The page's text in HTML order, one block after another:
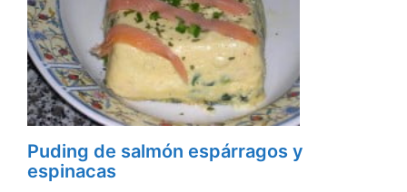
Puding de salmón espárragos y
espinacas